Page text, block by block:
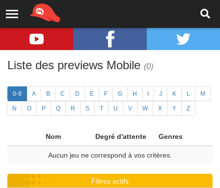
Liste des previews Mobile (0)
0-9 A B C D E F G H J K L M
N O P Q R S T U V W X Y Z
Nom Degré d'attente Genres
Aucun jeu ne correspond à vos critères.
Filtres actifs